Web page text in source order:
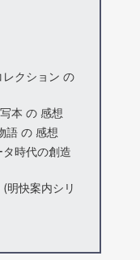
クション の
本 の 感想
語 の 感想
時代の創造
明快案内シリ